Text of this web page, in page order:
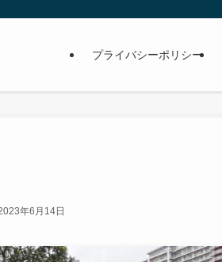
プライバシーポリシー
年6月14日